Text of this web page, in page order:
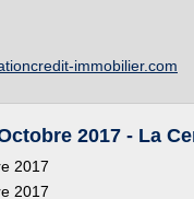
immobilier.com
2017 - La
2017
2017